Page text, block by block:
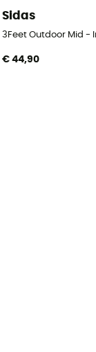
Sidas
3Feet Outdoor Mid -
€ 44,90